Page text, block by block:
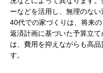
ーなどを活用し、無理のない
40代での家づくりは、将来
返済計画に基づいた予算立
は、費用を抑えながらも高
す。